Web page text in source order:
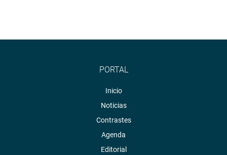
PORTAL
Inicio
Noticias
Contrastes
Agenda
Editorial